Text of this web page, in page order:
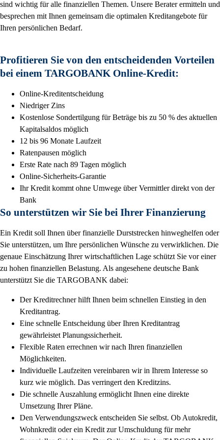
sind wichtig für alle finanziellen Themen. Unsere Berater ermitteln und
besprechen mit Ihnen gemeinsam die optimalen Kreditangebote für
Ihren persönlichen Bedarf.
Profitieren Sie von den entscheidenden Vorteilen
bei einem TARGOBANK Online-Kredit:
Online-Kreditentscheidung
Niedriger Zins
Kostenlose Sondertilgung für Beträge bis zu 50 % des aktuellen
Kapitalsaldos möglich
12 bis 96 Monate Laufzeit
Ratenpausen möglich
Erste Rate nach 89 Tagen möglich
Online-Sicherheits-Garantie
Ihr Kredit kommt ohne Umwege über Vermittler direkt von der
Bank
So unterstützen wir Sie bei Ihrer Finanzierung
Ein Kredit soll Ihnen über finanzielle Durststrecken hinweghelfen oder
Sie unterstützen, um Ihre persönlichen Wünsche zu verwirklichen. Die
genaue Einschätzung Ihrer wirtschaftlichen Lage schützt Sie vor einer
zu hohen finanziellen Belastung. Als angesehene deutsche Bank
unterstützt Sie die TARGOBANK dabei:
Der Kreditrechner hilft Ihnen beim schnellen Einstieg in den
Kreditantrag.
Eine schnelle Entscheidung über Ihren Kreditantrag
gewährleistet Planungssicherheit.
Flexible Raten errechnen wir nach Ihren finanziellen
Möglichkeiten.
Individuelle Laufzeiten vereinbaren wir in Ihrem Interesse so
kurz wie möglich. Das verringert den Kreditzins.
Die schnelle Auszahlung ermöglicht Ihnen eine direkte
Umsetzung Ihrer Pläne.
Den Verwendungszweck entscheiden Sie selbst. Ob Autokredit,
Wohnkredit oder ein Kredit zur Umschuldung für mehr